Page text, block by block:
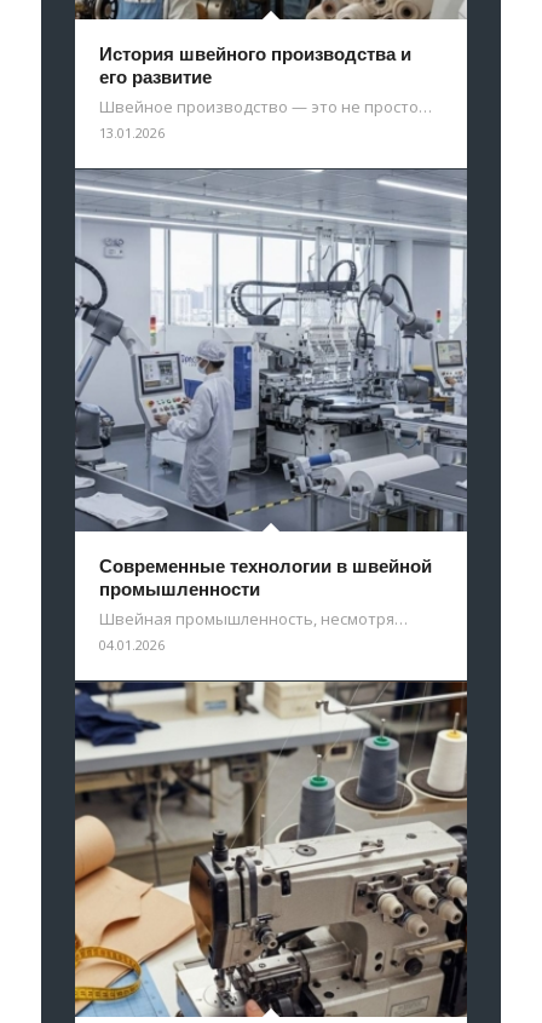
История швейного производства и
его развитие
Швейное производство — это не просто…
13.01.2026
Современные технологии в швейной
промышленности
Швейная промышленность, несмотря…
04.01.2026